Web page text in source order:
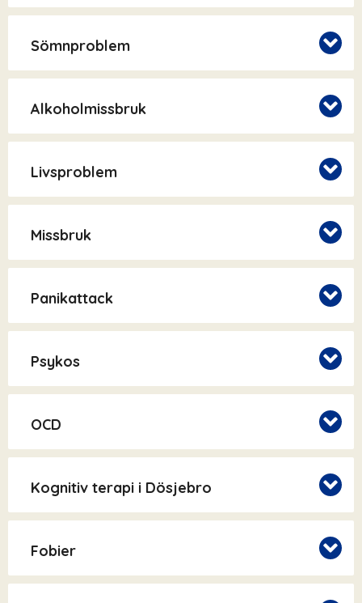
Sömnproblem
Alkoholmissbruk
Livsproblem
Missbruk
Panikattack
Psykos
OCD
Kognitiv terapi i Dösjebro
Fobier